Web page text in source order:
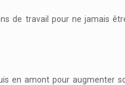
de travail pour ne jamais
en amont pour augmenter